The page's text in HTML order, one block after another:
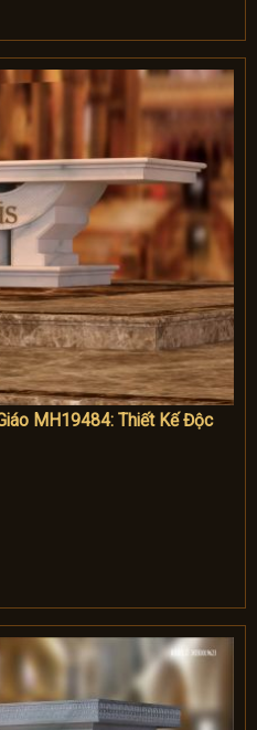
MH19484: Thiết Kế Độc